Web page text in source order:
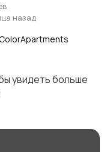
назад
увидеть больше